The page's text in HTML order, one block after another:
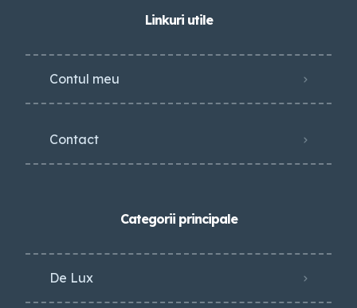
Linkuri utile
Contul meu
Contact
Categorii principale
De Lux